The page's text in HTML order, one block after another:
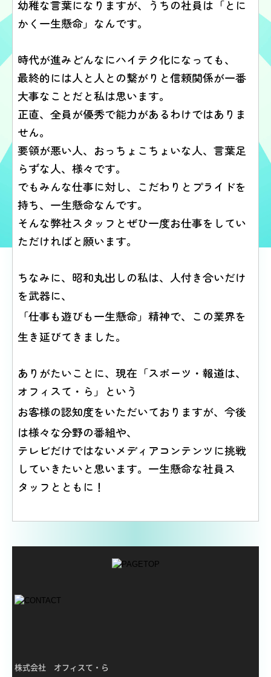
幼稚な言葉になりますが、うちの社員は「とに
かく一生懸命」なんです。
時代が進みどんなにハイテク化になっても、
最終的には人と人との繋がりと信頼関係が一番
大事なことだと私は思います。
正直、全員が優秀で能力があるわけではありま
せん。
要領が悪い人、おっちょこちょいな人、言葉足
らずな人、様々です。
でもみんな仕事に対し、こだわりとプライドを
持ち、一生懸命なんです。
そんな弊社スタッフとぜひ一度お仕事をしてい
ただければと願います。
ちなみに、昭和丸出しの私は、人付き合いだけ
を武器に、
「仕事も遊びも一生懸命」精神で、
この業界を
生き延びてきました。
ありがたいことに、現在「スポーツ・報道は、
オフィスて・ら」という
お客様の認知度をいただいておりますが、 今後
は様々な分野の番組や、
テレビだけではないメディアコンテンツに挑戦
していきたいと思います。一生懸命な社員ス
タッフとともに！
株式会社 オフィスて・ら